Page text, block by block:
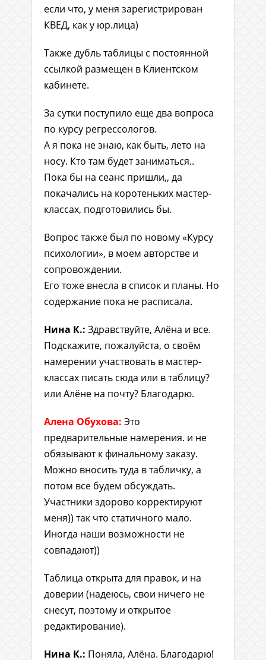
если что, у меня зарегистрирован
КВЕД, как у юр.лица)
Также дубль таблицы с постоянной
ссылкой размещен в Клиентском
кабинете.
За сутки поступило еще два вопроса
по курсу регрессологов.
А я пока не знаю, как быть, лето на
носу. Кто там будет заниматься..
Пока бы на сеанс пришли,, да
покачались на коротеньких мастер-
классах, подготовились бы.
Вопрос также был по новому «Курсу
психологии», в моем авторстве и
сопровождении.
Его тоже внесла в список и планы. Но
содержание пока не расписала.
Нина К.: Здравствуйте, Алёна и все.
Подскажите, пожалуйста, о своём
намерении участвовать в мастер-
классах писать сюда или в таблицу?
или Алёне на почту? Благодарю.
Алена Обухова: Это
предварительные намерения. и не
обязывают к финальному заказу.
Можно вносить туда в табличку, а
потом все будем обсуждать.
Участники здорово корректируют
меня)) так что статичного мало.
Иногда наши возможности не
совпадают))
Таблица открыта для правок, и на
доверии (надеюсь, свои ничего не
снесут, поэтому и открытое
редактирование).
Нина К.: Поняла, Алёна. Благодарю!